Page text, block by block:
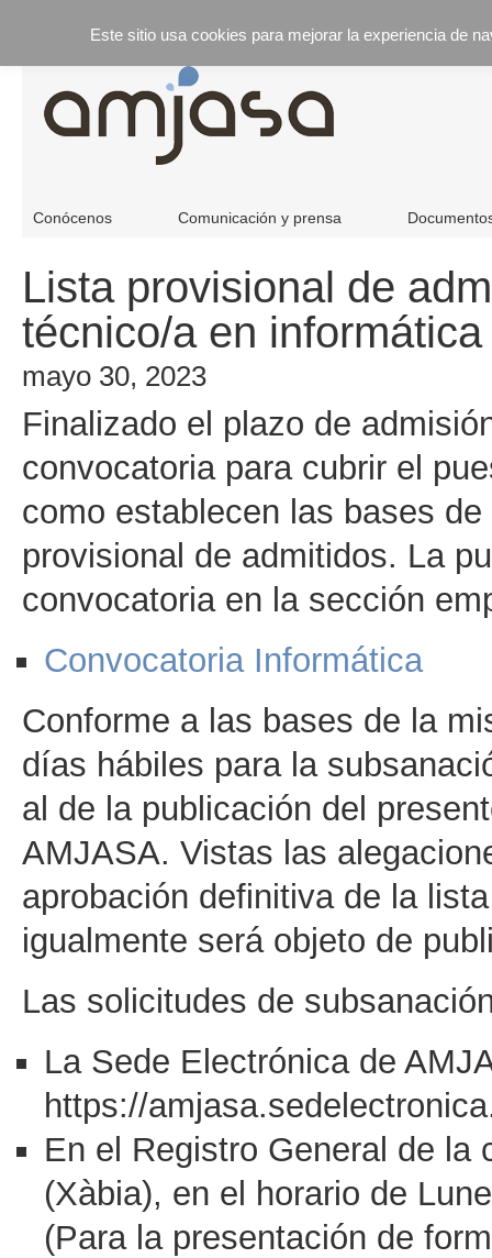
Conócenos Comunicación y prensa
Lista provisional de
técnico/a en informática
mayo 30, 2023
Finalizado el plazo de
convocatoria para cubrir el
como establecen las bases
provisional de admitidos. La
convocatoria en la sección
Convocatoria Informática
Conforme a las bases de la
días hábiles para la
al de la publicación del
AMJASA. Vistas las
aprobación definitiva de la
igualmente será objeto de
Las solicitudes de
La Sede Electrónica de
https://
En el Registro General de
(Xàbia), en el horario de
(Para la presentación de
Este sitio usa cookies para mejorar la experiencia de